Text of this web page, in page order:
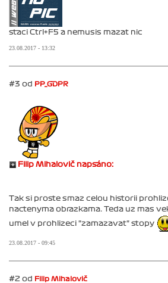
staci Ctrl+F5 a nemusis mazat nic
23.08.2017 - 13:32
#3 od PP_GDPR
Filip Mihalovič napsáno:
Tak si proste smaz celou historii
nactenyma obrazkama. Teda uz mas
umel v prohlizeci "zamazavat" stopy
23.08.2017 - 09:45
#2 od Filip Mihalovič